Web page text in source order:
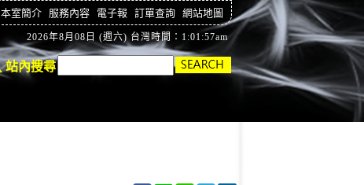
本室簡介 服務內容 電子報 訂單查詢 網站地圖
2026年8月08日 (週六) 台灣時間：1:01:58am
站內搜尋